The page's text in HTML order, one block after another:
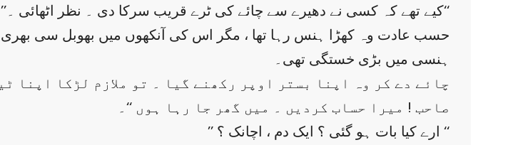
کیے تھے کہ کسی نے دھیرے سے چائے کی ٹرے قریب سرکا دی ۔ نظر اٹھائی ۔’’ ارے بڈھے ! تم ۔ ارے کب آیا ؟‘‘
حسب عادت وہ کھڑا ہنس رہا تھا ، مگر اس کی آنکھوں میں بھوبل سی
ہنسی میں بڑی خستگی تھی۔
چائے دے کر وہ اپنا بستر اوپر رکھنے گیا ۔ تو ملازم لڑکا اپنا
صاحب ! میرا حساب کردیں ۔ میں گھر جا رہا ہوں ‘‘۔
’’ ارے کیا بات ہو گئی ؟ ایک دم ، اچانک ؟ ‘‘